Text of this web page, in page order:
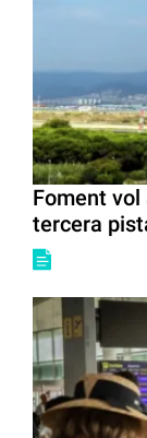
Foment vol
tercera